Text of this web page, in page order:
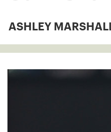
ASHLEY MARSHALL